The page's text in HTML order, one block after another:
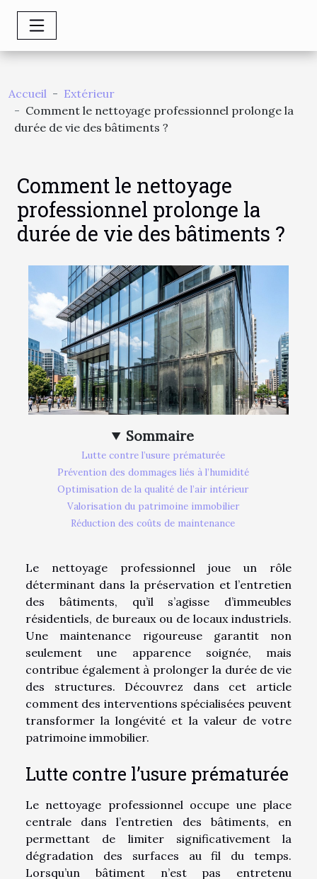
Accueil
Extérieur
Comment le nettoyage professionnel prolonge la
durée de vie des bâtiments ?
Comment le nettoyage
professionnel prolonge la
durée de vie des bâtiments ?
Sommaire
Lutte contre l’usure prématurée
Prévention des dommages liés à l’humidité
Optimisation de la qualité de l’air intérieur
Valorisation du patrimoine immobilier
Réduction des coûts de maintenance
Le nettoyage professionnel joue un rôle
déterminant dans la préservation et l’entretien
des bâtiments, qu’il s’agisse d’immeubles
résidentiels, de bureaux ou de locaux industriels.
Une maintenance rigoureuse garantit non
seulement une apparence soignée, mais
contribue également à prolonger la durée de vie
des structures. Découvrez dans cet article
comment des interventions spécialisées peuvent
transformer la longévité et la valeur de votre
patrimoine immobilier.
Lutte contre l’usure prématurée
Le nettoyage professionnel occupe une place
centrale dans l’entretien des bâtiments, en
permettant de limiter significativement la
dégradation des surfaces au fil du temps.
Lorsqu’un bâtiment n’est pas entretenu